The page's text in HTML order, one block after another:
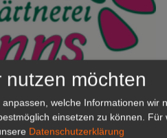
nutzen möchten
welche Informationen wir
einsetzen zu können. Für
Datenschutzerklärung